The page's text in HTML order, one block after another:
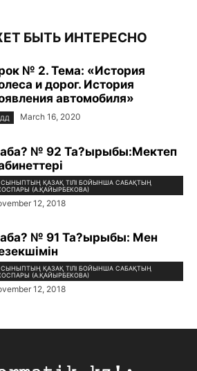
БЫТЬ ИНТЕРЕСНО
№ 2. Тема: «История
и дорог. История
автомобиля»
March 16, 2020
№ 92 Та?ырыбы:Мектеп
СЫНЫПТЫҢ ҚАЗАҚ ТІЛІ БОЙЫНША САБАҚТЫҢ
(А.ҚАЙЫРБЕКОВА)
12, 2018
№ 91 Та?ырыбы: Мен
СЫНЫПТЫҢ ҚАЗАҚ ТІЛІ БОЙЫНША САБАҚТЫҢ
(А.ҚАЙЫРБЕКОВА)
12, 2018